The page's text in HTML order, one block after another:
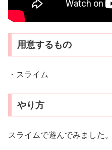
用意するもの
・スライム
やり方
スライムで遊んでみました。